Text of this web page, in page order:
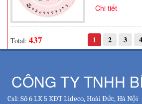
Chi tiết
Total: 437 1 2 3 4
CÔNG TY TNHH
Cs1: Số 6 LK 5 KĐT Lideco, Hoài Đức, Hà Nội